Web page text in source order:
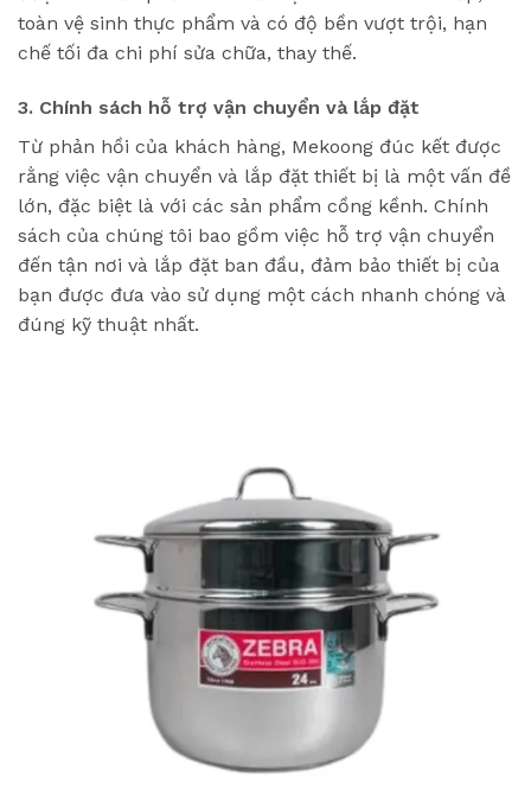
toàn vệ sinh thực phẩm và có độ bền vượt trội, hạn
chế tối đa chi phí sửa chữa, thay thế.
3. Chính sách hỗ trợ vận chuyển và lắp đặt
Từ phản hồi của khách hàng, Mekoong đúc kết được
rằng việc vận chuyển và lắp đặt thiết bị là một vấn đề
lớn, đặc biệt là với các sản phẩm cồng kềnh. Chính
sách của chúng tôi bao gồm việc hỗ trợ vận chuyển
đến tận nơi và lắp đặt ban đầu, đảm bảo thiết bị của
bạn được đưa vào sử dụng một cách nhanh chóng và
đúng kỹ thuật nhất.